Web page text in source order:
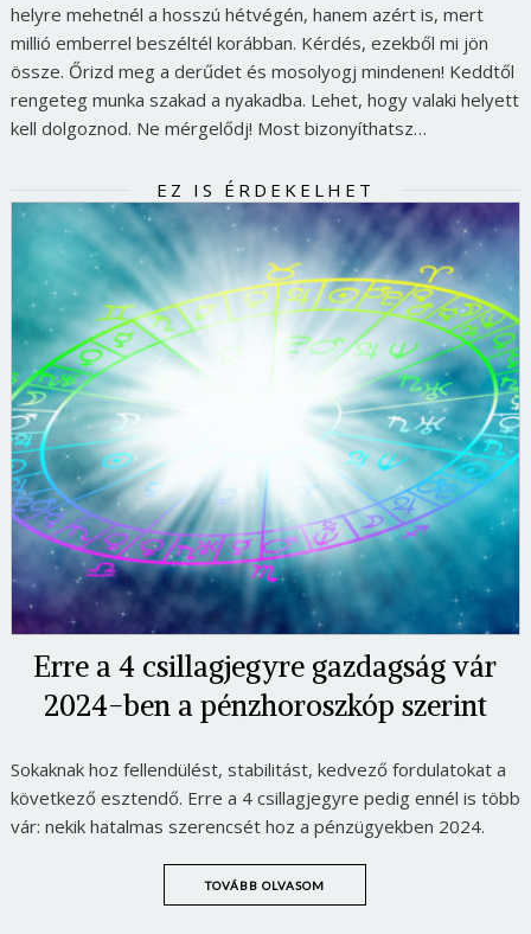
helyre mehetnél a hosszú hétvégén, hanem azért is, mert
millió emberrel beszéltél korábban. Kérdés, ezekből mi jön
össze. Őrizd meg a derűdet és mosolyogj mindenen! Keddtől
rengeteg munka szakad a nyakadba. Lehet, hogy valaki helyett
kell dolgoznod. Ne mérgelődj! Most bizonyíthatsz…
EZ IS ÉRDEKELHET
Erre a 4 csillagjegyre gazdagság vár
2024-ben a pénzhoroszkóp szerint
Sokaknak hoz fellendülést, stabilitást, kedvező fordulatokat a
következő esztendő. Erre a 4 csillagjegyre pedig ennél is több
vár: nekik hatalmas szerencsét hoz a pénzügyekben 2024.
TOVÁBB OLVASOM
Borsonline bejelentkezés
E-mail cím vagy felhasználónév